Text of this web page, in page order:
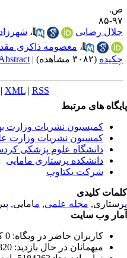
۸۵
رضایی
،شهرزاد
،معصومه ذاکری مقدم
(۳۰۸۲ مشاهده) |
Abstract |
|XML|RSS
های مرتبط
کمیسیون نشریات وزارت
کمسیون نشریات وزارت
دانشگاه علوم پزشکی
دانشکده پرستاری مامایی
شرکت یکتاوب
کلیدی
مجله علمی, م امایی, پ
وب سایت
کاربران حاضر در وبگاه: 0 کاربر
میهمانان در حال بازدید: 820 کاربر